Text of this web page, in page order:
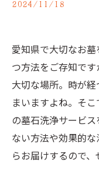
2024/11/18
愛知県で大切なお
つ方法をご存知で
大切な場所。時が
まいますよね。そ
の墓石洗浄サービ
ない方法や効果的
らお届けするので、